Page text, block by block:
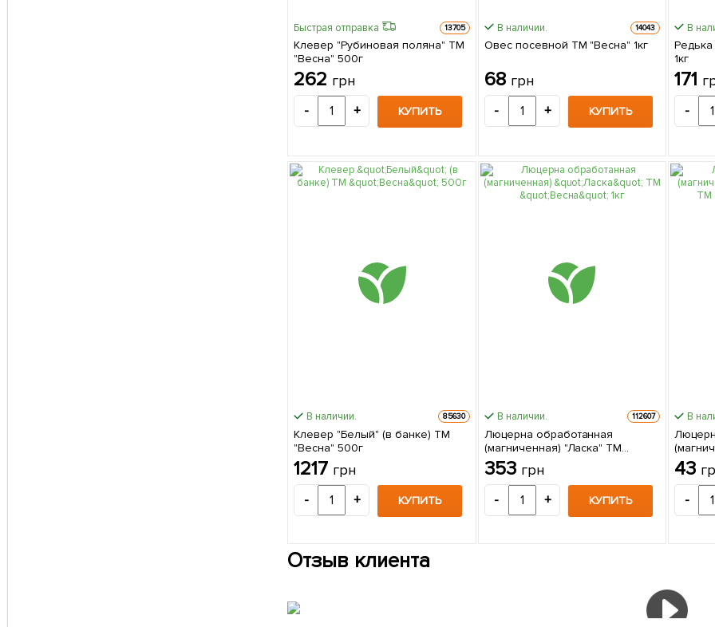
Быстрая отправка 13705
Клевер "Рубиновая поляна" ТМ
"Весна" 500г
262 грн
- + КУПИТЬ
В наличии. 14043
Овес посевной ТМ "Весна" 1кг
68 грн
- + КУПИТЬ
В
1кг
171
-
В наличии. 85630
Клевер "Белый" (в банке) ТМ
"Весна" 500г
1217 грн
- + КУПИТЬ
В наличии. 112607
Люцерна обработанная
(магниченная) "Ласка" ТМ
"Весна" 1кг
353 грн
- + КУПИТЬ
В
"Весна"
43
-
Отзыв клиента